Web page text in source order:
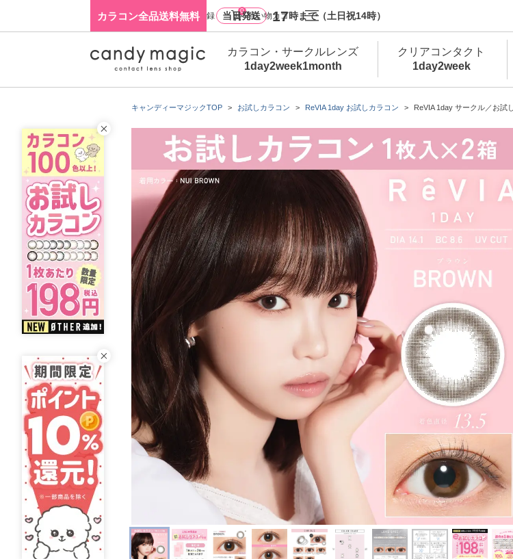
カラコン全品送料無料 当日発送 17時まで（土日祝14時）
キャンディーマジックTOP お試しカラコン ReVIA 1day お試しカラコン ReVIA 1day サークル／お試
ログイン・新規会員登録
0
買い物カゴ
カラコン・サークルレンズ
1day2week1month
クリアコンタクト
1day2week
新商品
カラコン・サークル
新商品
クリアコンタクト
新商品